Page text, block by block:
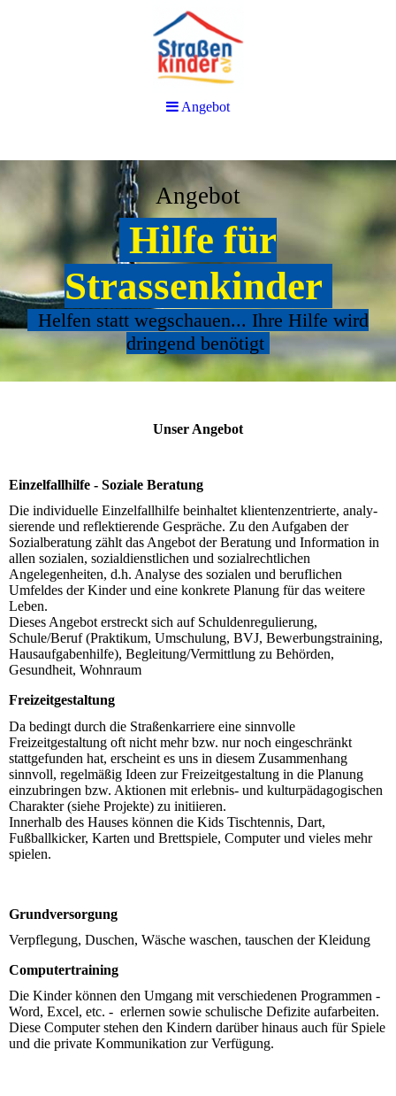
Angebot
Hilfe für
Strassenkinder
Helfen statt wegschauen... Ihre Hilfe wird
dringend benötigt
Unser Angebot
Einzelfallhilfe - Soziale Beratung
Die individuelle Einzelfallhilfe beinhaltet klientenzentrierte, ana­ly­
sie­rende und reflektierende Gespräche. Zu den Aufgaben der
Sozial­be­ratung zählt das Angebot der Beratung und Information in
allen so­zi­alen, sozialdienstlichen und sozialrechtlichen
Angelegenheiten, d.h. Analyse des sozialen und beruflichen
Umfeldes der Kinder und eine konkrete Planung für das weitere
Leben.
Dieses Angebot erstreckt sich auf Schuldenregulierung,
Schule/Beruf (Praktikum, Umschulung, BVJ, Bewerbungstraining,
Haus­auf­gaben­hilfe), Begleitung/Vermittlung zu Behörden,
Gesundheit, Wohnraum
Freizeitgestaltung
Da bedingt durch die Straßenkarriere eine sinnvolle
Freizeitgestaltung oft nicht mehr bzw. nur noch eingeschränkt
stattgefunden hat, erscheint es uns in diesem Zusammenhang
sinnvoll, regelmäßig Ideen zur Frei­zeit­ge­staltung in die Planung
einzubringen bzw. Aktionen mit erlebnis- und kultur­pä­dagogischen
Charakter (siehe Projekte) zu initiieren.
Innerhalb des Hauses können die Kids Tischtennis, Dart,
Fußballkicker, Karten und Brettspiele, Computer und vieles mehr
spielen.
Grundversorgung
Verpflegung, Duschen, Wäsche waschen, tauschen der Kleidung
Computertraining
Die Kinder können den Umgang mit verschiedenen Programmen -
Word, Excel, etc. - erlernen sowie schulische Defizite aufarbeiten.
Diese Computer stehen den Kindern darüber hinaus auch für Spiele
und die private Kommunikation zur Verfügung.
Angebot